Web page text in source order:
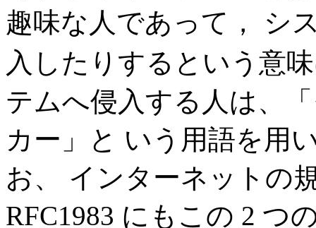
趣味な人であって， シ
入したりするという意
テムへ侵入する人は、
カー」と いう用語を用
お、 インターネットの
RFC1983 にもこの 2 つ